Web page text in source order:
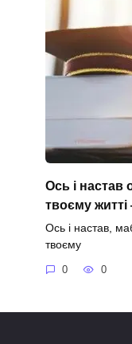
Ось і настав
твоєму
Ось і настав,
твоєму
0 0